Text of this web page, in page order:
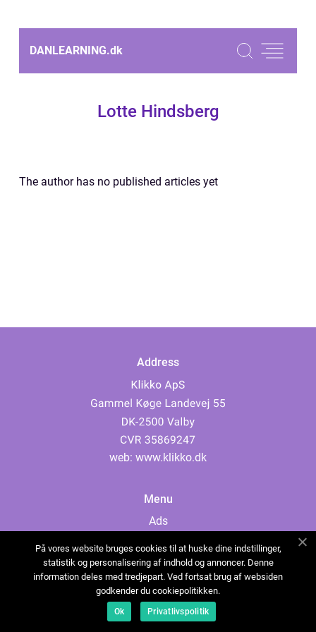
DANLEARNING.dk
Lotte Hindsberg
The author has no published articles yet
Address
web: www.klikko.dk
Menu
Ads
Cookies
Contact
Sitemap
På vores website bruges cookies til at huske dine indstillinger,
statistik og personalisering af indhold og annoncer. Denne
information deles med tredjepart. Ved fortsat brug af websiden
godkender du cookiepolitikken.
Ok Privatlivspolitik